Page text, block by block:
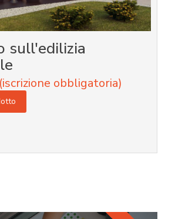
sull'edilizia
obbligatoria)